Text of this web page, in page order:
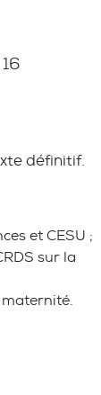
définitif.
et CESU ;
sur la